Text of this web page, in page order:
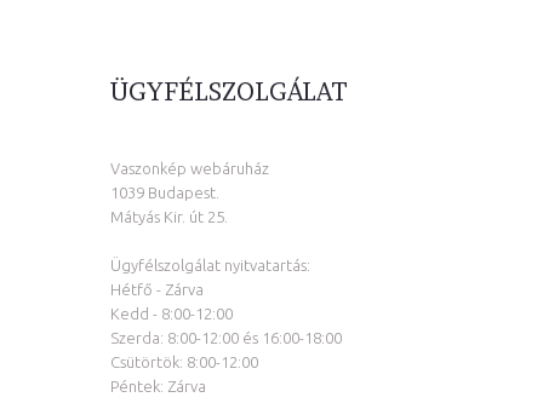
ÜGYFÉLSZOLGÁLAT
Vaszonkép webáruház
1039 Budapest.
Mátyás Kir. út 25.
Ügyfélszolgálat nyitvatartás:
Hétfő - Zárva
Kedd - 8:00-12:00
Szerda: 8:00-12:00 és 16:00-18:00
Csütörtök: 8:00-12:00
Péntek: Zárva